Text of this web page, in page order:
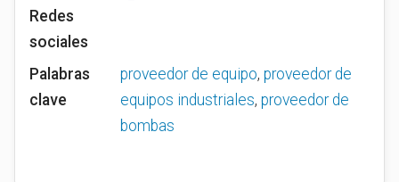
Redes
sociales
Palabras
clave
proveedor de equipo, proveedor de
equipos industriales, proveedor de
bombas